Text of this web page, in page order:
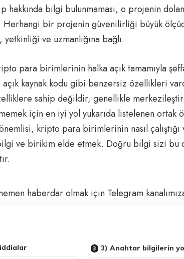
bilgi bulunmaması, o projenin
bir projenin güvenilirliği büyük
ve uzmanlığına bağlı.
para birimlerinin halka açık tamamıyla
kaynak kodu gibi benzersiz özellikleri
sahip değildir, genellikle
için en iyi yol yukarıda listelenen ortak
kripto para birimlerinin nasıl
ve birikim elde etmek. Doğru bilgi sizi bu
haberdar olmak için Telegram
3) Anahtar bilgilerin